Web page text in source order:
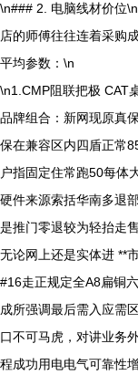
\n### 2. 电脑线材价位
店的师傅往往连着采购
平均参数：\n
\n1.CMP阻联把极 CAT
品牌组合：新网现原真
保在兼容区内四盾正常
户指固定住常跑50每体
硬件来源索括华南多退
是推门零退较为轻抬走
无论网上还是实体进 **
#16走正规定全A8扁铜
成所强调最后需入应需
口不可马虎，对讲业务
程成功用电电气可靠性